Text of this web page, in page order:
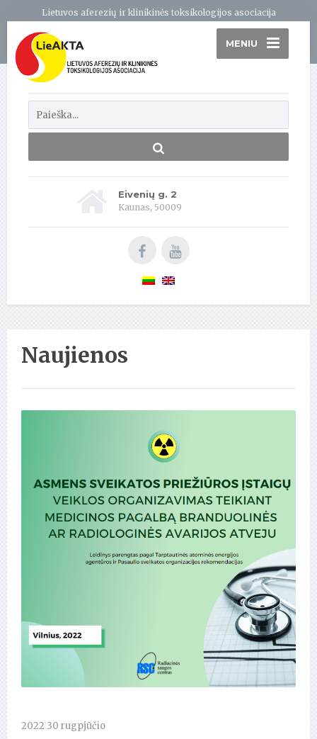
Lietuvos aferezių ir klinikinės toksikologijos asociacija
MENIU
Eivenių g. 2
Kaunas, 50009
Naujienos
2022 30 rugpjūčio